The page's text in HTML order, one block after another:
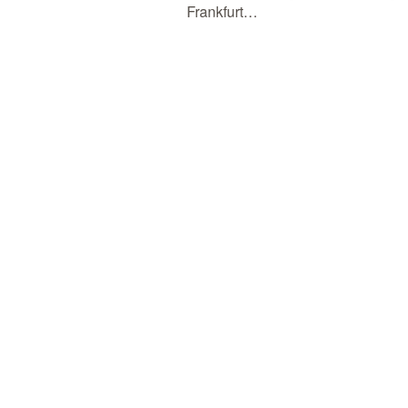
Frankfurt…